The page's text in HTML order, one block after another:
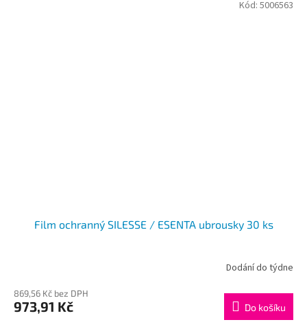
Film ochranný SILESSE / ESENTA ubrousky 30 ks
Dodání do týdne
869,56 Kč bez DPH
973,91 Kč Do košíku
Kód: 5006563